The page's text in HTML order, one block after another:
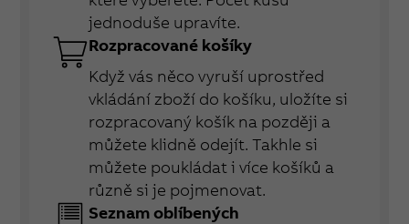
jednoduše upravíte.
Rozpracované košíky
Když vás něco vyruší uprostřed
vkládání zboží do košíku, uložíte si
rozpracovaný košík na později a
můžete klidně odejít. Takhle si
můžete poukládat i více košíků a
různě si je pojmenovat.
Seznam oblíbených